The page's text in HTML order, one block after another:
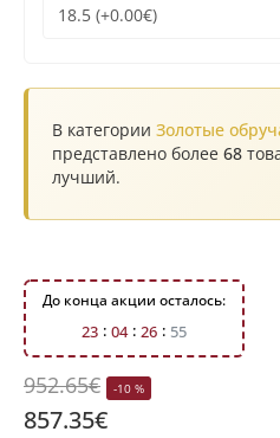
В категории Золотые
представлено более 68
лучший.
До конца акции осталось:
23 04 26 55
952.65€ -10 %
857.35€